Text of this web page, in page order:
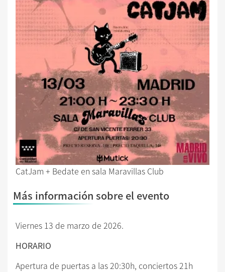
CatJam + Bedate en sala Maravillas Club
Más información sobre el evento
Viernes 13 de marzo de 2026.
HORARIO
Apertura de puertas a las 20:30h, conciertos 21h